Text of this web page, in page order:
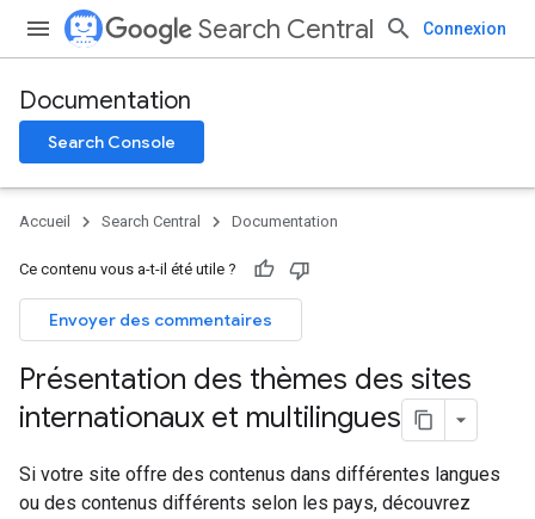
Search Central Connexion
Documentation
Search Console
Accueil Search Central Documentation
Ce contenu vous a-t-il été utile ?
Envoyer des commentaires
Présentation des thèmes des sites
internationaux et multilingues
Si votre site offre des contenus dans différentes langues
ou des contenus différents selon les pays, découvrez